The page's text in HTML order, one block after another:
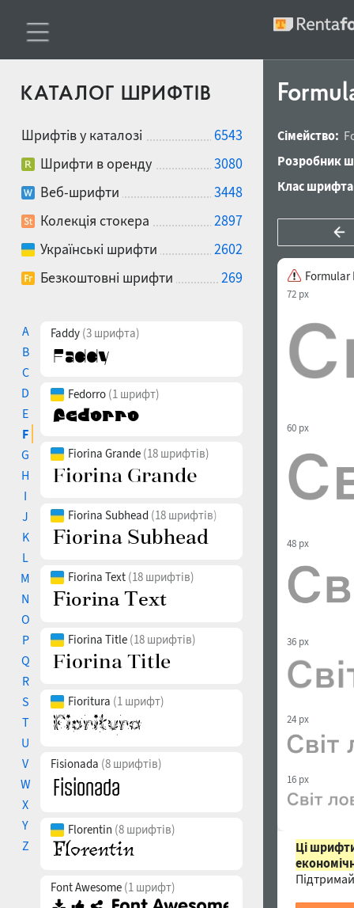
КАТАЛОГ ШРИФТІВ
Шрифтів у каталозі
6543
Шрифти в оренду
3080
Веб-шрифти
3448
Колекція стокера
2897
Українські шрифти
2602
Безкоштовні шрифти
269
A
B
C
D
E
F
G
H
I
J
K
L
M
N
O
P
Q
R
S
T
U
V
W
X
Y
Z
Faddy (3 шрифта)
Fedorro (1 шрифт)
Fiorina Grande (18 шрифтів)
Fiorina Subhead (18 шрифтів)
Fiorina Text (18 шрифтів)
Fiorina Title (18 шрифтів)
Fioritura (1 шрифт)
Fisionada (8 шрифтів)
Florentin (8 шрифтів)
Font Awesome (1 шрифт)
Сімейство:
Розробник
Клас
Formular
72 px
60 px
48 px
36 px
24 px
16 px
Ці